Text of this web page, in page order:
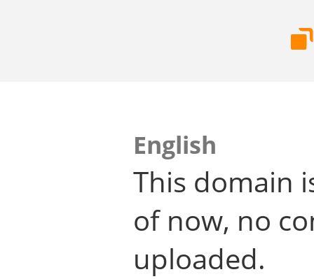
English
This domain
of now, no
uploaded.